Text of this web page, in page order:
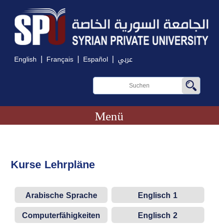
English | Français | Español | عربي
Menü
Kurse Lehrpläne
Arabische Sprache
Englisch 1
Computerfähigkeiten
Englisch 2